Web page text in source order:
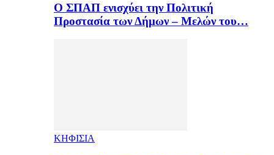
Ο ΣΠΑΠ ενισχύει την Πολιτική
Προστασία των Δήμων – Μελών του…
ΚΗΦΙΣΙΑ